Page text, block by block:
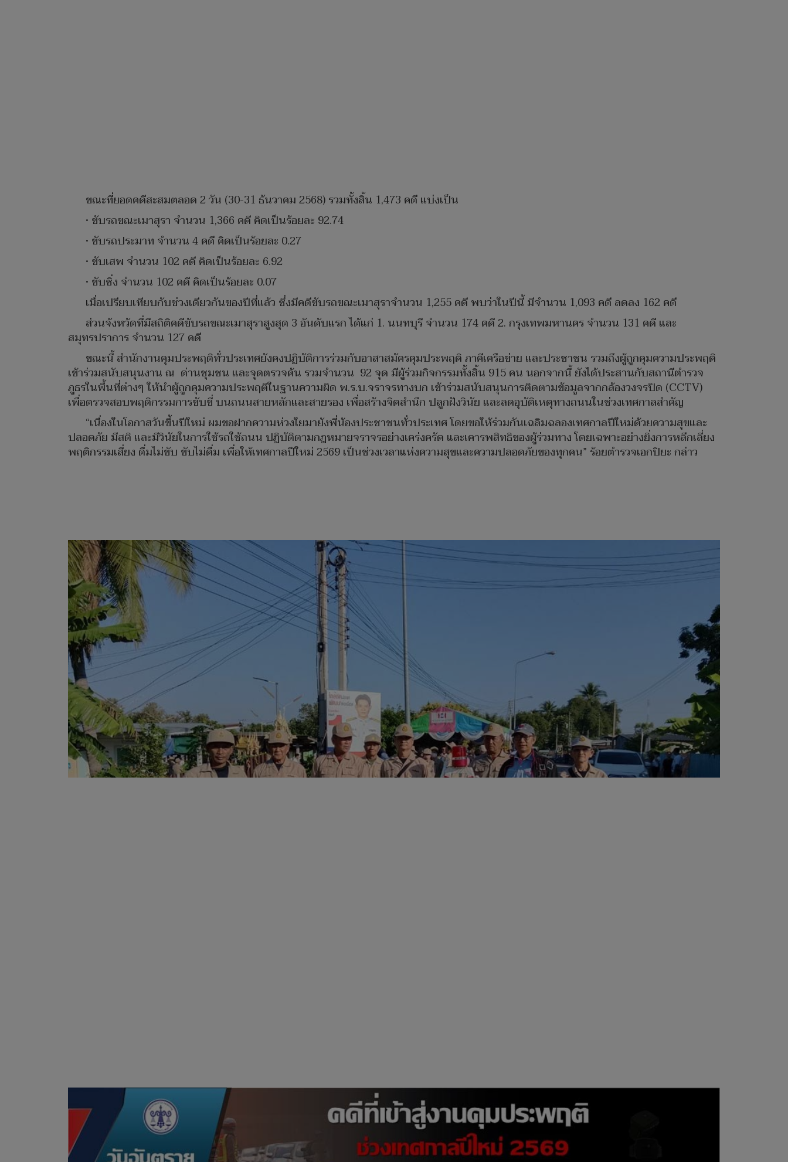
ขณะที่ยอดคดีสะสมตลอด 2 วัน (30-31 ธันวาคม 2568) รวมทั้งสิ้น 1,473 คดี แบ่งเป็น
• ขับรถขณะเมาสุรา จำนวน 1,366 คดี คิดเป็นร้อยละ 92.74
• ขับรถประมาท จำนวน 4 คดี คิดเป็นร้อยละ 0.27
• ขับเสพ จำนวน 102 คดี คิดเป็นร้อยละ 6.92
• ขับซิ่ง จำนวน 102 คดี คิดเป็นร้อยละ 0.07
เมื่อเปรียบเทียบกับช่วงเดียวกันของปีที่แล้ว ซึ่งมีคดีขับรถขณะเมาสุราจำนวน 1,255 คดี พบว่าในปีนี้ มีจำนวน 1,093 คดี ลดลง 162 คดี
ส่วนจังหวัดที่มีสถิติคดีขับรถขณะเมาสุราสูงสุด 3 อันดับแรก ได้แก่ 1. นนทบุรี จำนวน 174 คดี 2. กรุงเทพมหานคร จำนวน 131 คดี และ
สมุทรปราการ จำนวน 127 คดี
ขณะนี้ สำนักงานคุมประพฤติทั่วประเทศยังคงปฏิบัติการร่วมกับอาสาสมัครคุมประพฤติ ภาคีเครือข่าย และประชาชน รวมถึงผู้ถูกคุมความประพฤติ
เข้าร่วมสนับสนุนงาน ณ ด่านชุมชน และจุดตรวจค้น รวมจำนวน 92 จุด มีผู้ร่วมกิจกรรมทั้งสิ้น 915 คน นอกจากนี้ ยังได้ประสานกับสถานีตำรวจ
ภูธรในพื้นที่ต่างๆ ให้นำผู้ถูกคุมความประพฤติในฐานความผิด พ.ร.บ.จราจรทางบก เข้าร่วมสนับสนุนการติดตามข้อมูลจากกล้องวงจรปิด (CCTV)
เพื่อตรวจสอบพฤติกรรมการขับขี่ บนถนนสายหลักและสายรอง เพื่อสร้างจิตสำนึก ปลูกฝังวินัย และลดอุบัติเหตุทางถนนในช่วงเทศกาลสำคัญ
“เนื่องในโอกาสวันขึ้นปีใหม่ ผมขอฝากความห่วงใยมายังพี่น้องประชาชนทั่วประเทศ โดยขอให้ร่วมกันเฉลิมฉลองเทศกาลปีใหม่ด้วยความสุขและ
ปลอดภัย มีสติ และมีวินัยในการใช้รถใช้ถนน ปฏิบัติตามกฎหมายจราจรอย่างเคร่งครัด และเคารพสิทธิของผู้ร่วมทาง โดยเฉพาะอย่างยิ่งการหลีกเลี่ยง
พฤติกรรมเสี่ยง ดื่มไม่ขับ ขับไม่ดื่ม เพื่อให้เทศกาลปีใหม่ 2569 เป็นช่วงเวลาแห่งความสุขและความปลอดภัยของทุกคน” ร้อยตำรวจเอกปิยะ กล่าว